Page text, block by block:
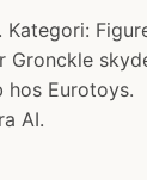
Gronckle
Eurotoys.
AI.